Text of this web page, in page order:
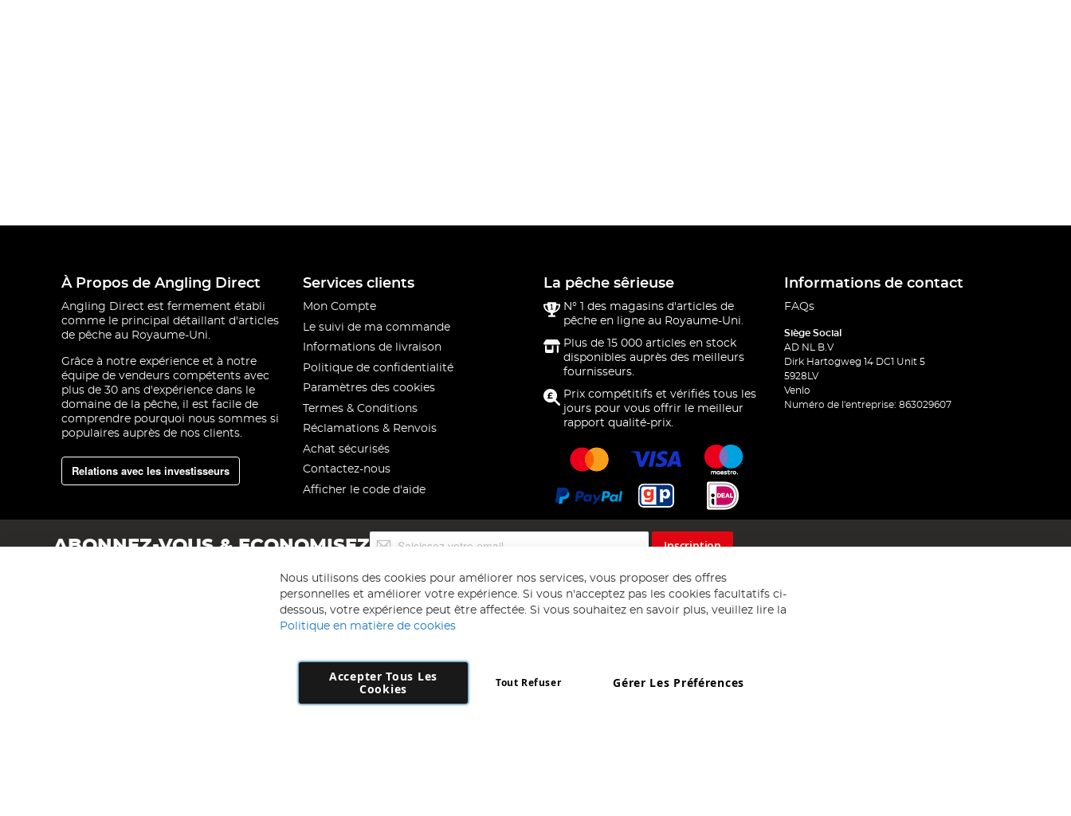
À Propos de Angling Direct
Angling Direct est fermement établi
comme le principal détaillant d'articles
de pêche au Royaume-Uni.
Grâce à notre expérience et à notre
équipe de vendeurs compétents avec
plus de 30 ans d'expérience dans le
domaine de la pêche, il est facile de
comprendre pourquoi nous sommes si
populaires auprès de nos clients.
Relations avec les investisseurs
Services clients
Mon Compte
Le suivi de ma commande
Informations de livraison
Politique de confidentialité
Paramètres des cookies
Termes & Conditions
Réclamations & Renvois
Achat sécurisés
Contactez-nous
Afficher le code d'aide
La pêche sêrieuse
N° 1 des magasins d'articles de
pêche en ligne au Royaume-Uni.
Plus de 15 000 articles en stock
disponibles auprès des meilleurs
fournisseurs.
Prix compétitifs et vérifiés tous les
jours pour vous offrir le meilleur
rapport qualité-prix.
Informations de contact
FAQs
Siège Social
AD NL B.V
Dirk Hartogweg 14 DC1 Unit 5
5928LV
Venlo
Numéro de l'entreprise: 863029607
ABONNEZ-VOUS & ECONOMISEZ
lettre
d’information
:
Inscription
Copyright 1997 - 2026AD NL B.V . Tous droits réservés.
Nous utilisons des cookies pour améliorer nos services, vous proposer des offres
personnelles et améliorer votre expérience. Si vous n'acceptez pas les cookies facultatifs ci-
dessous, votre expérience peut être affectée. Si vous souhaitez en savoir plus, veuillez lire la
Politique en matière de cookies
Accepter Tous Les
Cookies
Gérer Les Préférences
Tout Refuser